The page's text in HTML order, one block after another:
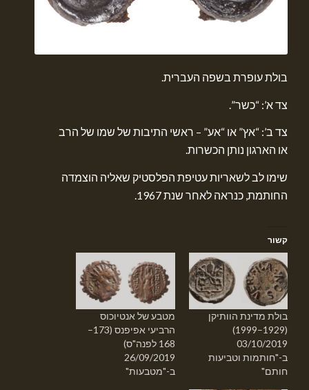
בולת עופרת בשפה העברית.
צד א’: “כשר”.
צד ב’: “אץ” או “אע” – ראשי התיבות של שמו של הרב
או הארגון נותן הכשרות.
שימו לב לשאריות עטיפת הפלסטיק שאליה הוצמדה
החותמת, כנראה לאחר שנת 1967.
קשור
בולת מדינת הוותיקן
(1929–1999)
03/10/2019
ב-"חותמות וטביעות
חותם"
מטבע של אנטיוכוס
הרביעי אפיפנס (173–
168 לפנה"ס)
26/09/2019
ב-"מטבעות"